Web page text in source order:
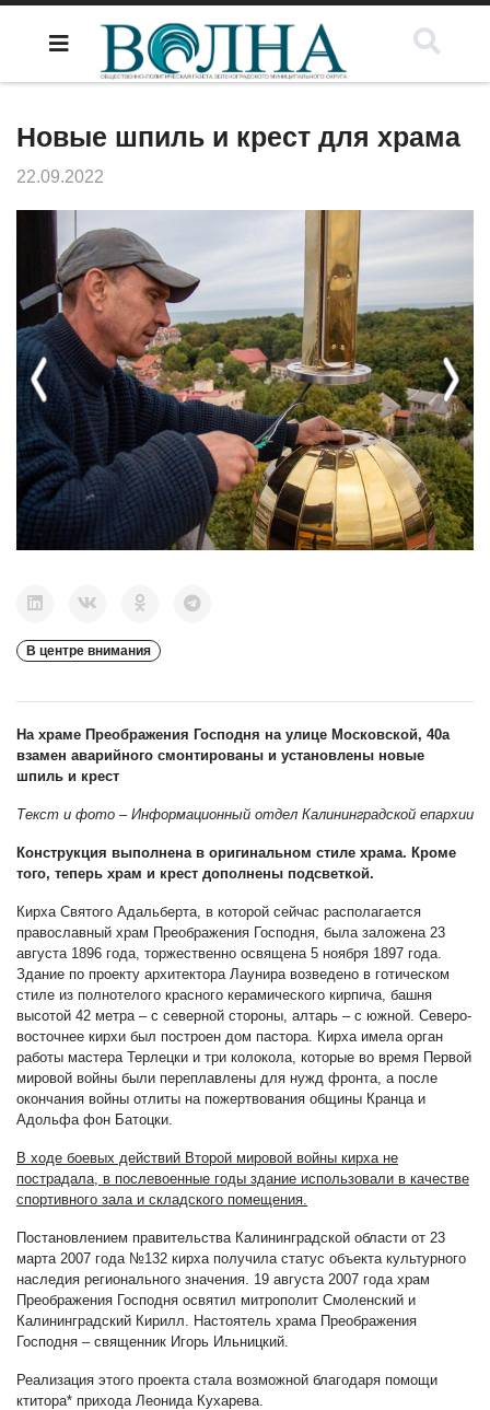
Новые шпиль и крест для храма
22.09.2022
Previous Next
В центре внимания
На храме Преображения Господня на улице Московской, 40а
взамен аварийного смонтированы и установлены новые
шпиль и крест
Текст и фото –Информационный отдел Калининградской епархии
Конструкция выполнена в оригинальном стиле храма. Кроме
того, теперь храм и крест дополнены подсветкой.
Кирха Святого Адальберта, в которой сейчас располагается
православный храм Преображения Господня, была заложена 23
августа 1896 года, торжественно освящена 5 ноября 1897 года.
Здание по проекту архитектора Лаунира возведено в готическом
стиле из полнотелого красного керамического кирпича, башня
высотой 42 метра – с северной стороны, алтарь – с южной. Северо-
восточнее кирхи был построен дом пастора. Кирха имела орган
работы мастера Терлецки и три колокола, которые во время Первой
мировой войны были переплавлены для нужд фронта, а после
окончания войны отлиты на пожертвования общины Кранца и
Адольфа фон Батоцки.
В ходе боевых действий Второй мировой войны кирха не
пострадала, в послевоенные годы здание использовали в качестве
спортивного зала и складского помещения.
Постановлением правительства Калининградской области от 23
марта 2007 года №132 кирха получила статус объекта культурного
наследия регионального значения. 19 августа 2007 года храм
Преображения Господня освятил митрополит Смоленский и
Калининградский Кирилл. Настоятель храма Преображения
Господня – священник Игорь Ильницкий.
Реализация этого проекта стала возможной благодаря помощи
ктитора* прихода Леонида Кухарева.